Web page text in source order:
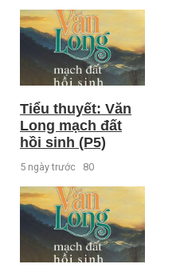
Tiểu thuyết: Văn
Long mạch đất
hồi sinh (P5)
5 ngày trước 80